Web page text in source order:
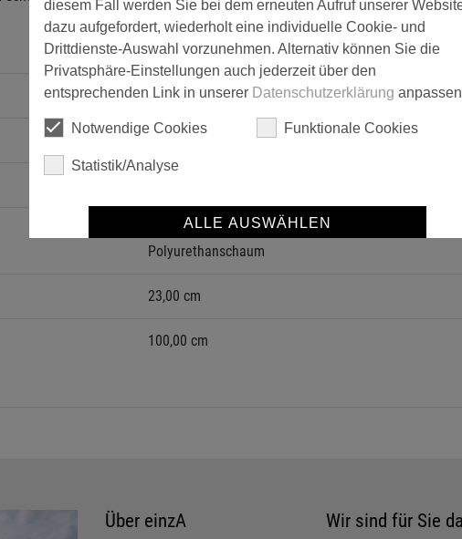
42,00 cm
Winkelprofil 42 x 20 mm
Aluminium
Polyurethanschaum
23,00 cm
100,00 cm
Über einzA Wir sind für Sie
diesem Fall werden Sie bei dem erneuten Aufruf unserer
dazu aufgefordert, wiederholt eine individuelle Cookie- und
Drittdienste-Auswahl vorzunehmen. Alternativ können Sie die
Privatsphäre-Einstellungen auch jederzeit über den
entsprechenden Link in unserer Datenschutzerklärung
Notwendige Cookies Funktionale Cookies
Statistik/Analyse
ALLE AUSWÄHLEN
Impressum